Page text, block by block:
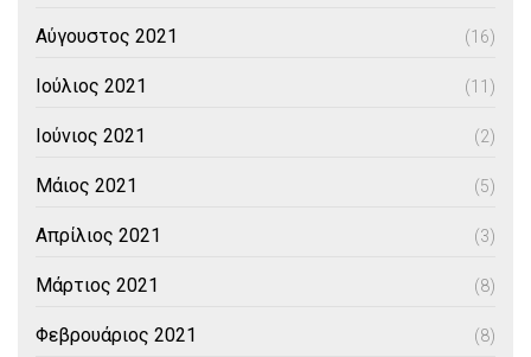
Αύγουστος 2021 (16)
Ιούλιος 2021 (11)
Ιούνιος 2021 (2)
Μάιος 2021 (5)
Απρίλιος 2021 (3)
Μάρτιος 2021 (8)
Φεβρουάριος 2021 (8)